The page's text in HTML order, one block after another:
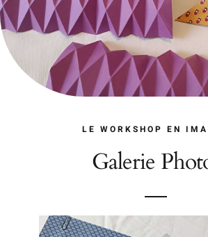
LE WORKSHOP EN
Galerie